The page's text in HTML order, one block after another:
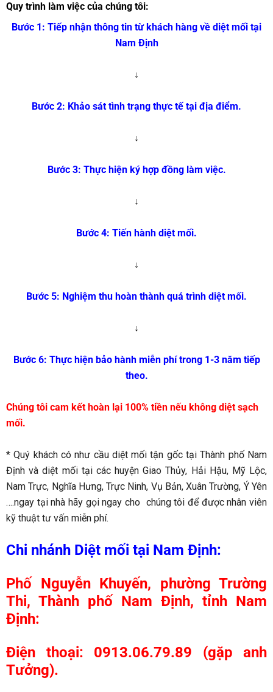
Quy trình làm việc của chúng tôi:
Bước 1: Tiếp nhận thông tin từ khách hàng về diệt mối tại
Nam Định
↓
Bước 2: Khảo sát tình trạng thực tế tại địa điểm.
↓
Bước 3: Thực hiện ký hợp đồng làm việc.
↓
Bước 4: Tiến hành diệt mối.
↓
Bước 5: Nghiệm thu hoàn thành quá trình diệt mối.
↓
Bước 6: Thực hiện bảo hành miễn phí trong 1-3 năm tiếp
theo.
Chúng tôi cam kết hoàn lại 100% tiền nếu không diệt sạch
mối.
* Quý khách có như cầu diệt mối tận gốc tại Thành phố Nam
Định và diệt mối tại các huyện Giao Thủy, Hải Hậu, Mỹ Lộc,
Nam Trực, Nghĩa Hưng, Trực Ninh, Vụ Bản, Xuân Trường, Ý Yên
….ngay tại nhà hãy gọi ngay cho chúng tôi để được nhân viên
kỹ thuật tư vấn miễn phí.
Chi nhánh Diệt mối tại Nam Định:
Phố Nguyễn Khuyến, phường Trường
Thi, Thành phố Nam Định, tỉnh Nam
Định:
Điện thoại: 0913.06.79.89 (gặp anh
Tưởng).